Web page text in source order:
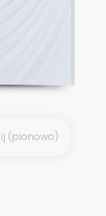
(pionowo)